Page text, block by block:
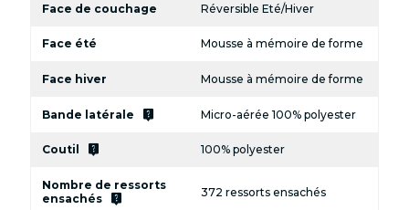
Face de couchage Réversible Eté/Hiver
Face été Mousse à mémoire de forme
Face hiver Mousse à mémoire de forme
Bande latérale live_help Micro-aérée 100% polyester
Coutil live_help 100% polyester
Nombre de ressorts
ensachés
live_help 372 ressorts ensachés